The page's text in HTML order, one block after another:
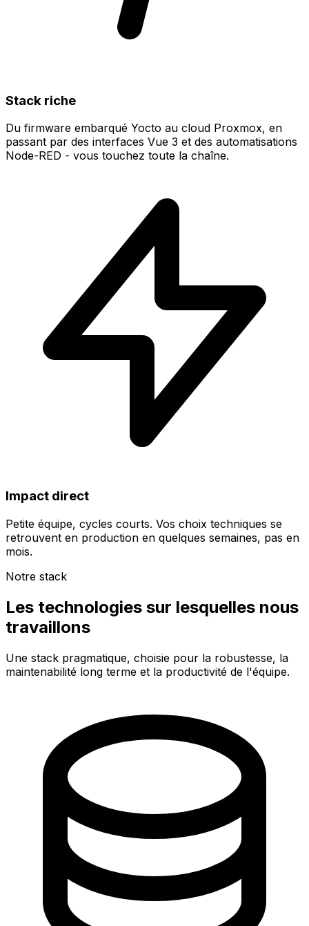
Stack riche
Du firmware embarqué Yocto au cloud Proxmox, en
passant par des interfaces Vue 3 et des automatisations
Node-RED - vous touchez toute la chaîne.
Impact direct
Petite équipe, cycles courts. Vos choix techniques se
retrouvent en production en quelques semaines, pas en
mois.
Notre stack
Les technologies sur lesquelles nous
travaillons
Une stack pragmatique, choisie pour la robustesse, la
maintenabilité long terme et la productivité de l'équipe.